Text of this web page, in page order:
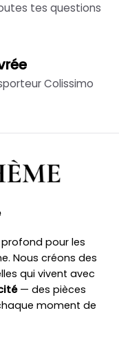
tes questions
Colissimo
pour les
Nous créons des
qui vivent avec
— des pièces
moment de